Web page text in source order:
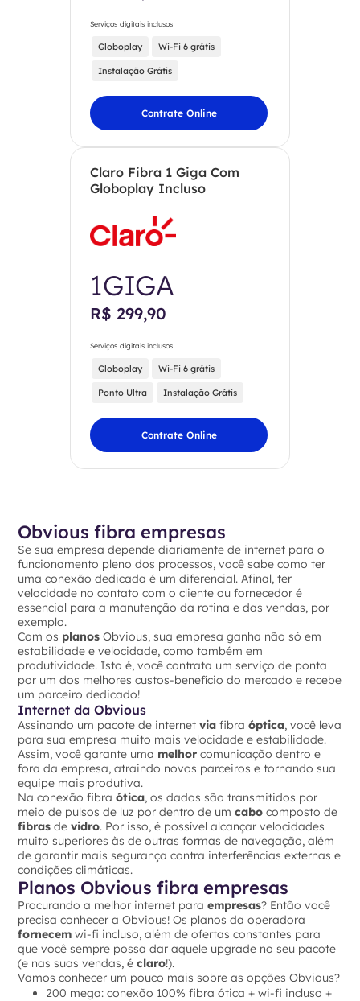
Serviços digitais inclusos
Globoplay Wi-Fi 6 grátis
Instalação Grátis
Contrate Online
Claro Fibra 1 Giga Com
Globoplay Incluso
1GIGA
R$ 299,90
Serviços digitais inclusos
Globoplay Wi-Fi 6 grátis
Ponto Ultra Instalação Grátis
Contrate Online
Obvious fibra empresas
Se sua empresa depende diariamente de internet para o
funcionamento pleno dos processos, você sabe como ter
uma conexão dedicada é um diferencial. Afinal, ter
velocidade no contato com o cliente ou fornecedor é
essencial para a manutenção da rotina e das vendas, por
exemplo.
Com os planos Obvious, sua empresa ganha não só em
estabilidade e velocidade, como também em
produtividade. Isto é, você contrata um serviço de ponta
por um dos melhores custos-benefício do mercado e recebe
um parceiro dedicado!
Internet da Obvious
Assinando um pacote de internetvia fibraóptica, você leva
para sua empresa muito mais velocidade e estabilidade.
Assim, você garante uma melhor comunicação dentro e
fora da empresa, atraindo novos parceiros e tornando sua
equipe mais produtiva.
Na conexão fibraótica, os dados são transmitidos por
meio de pulsos de luz por dentro de umcabo composto de
fibras devidro. Por isso, é possível alcançar velocidades
muito superiores às de outras formas de navegação, além
de garantir mais segurança contra interferências externas e
condições climáticas.
Planos Obvious fibra empresas
Procurando a melhor internet paraempresas? Então você
precisa conhecer a Obvious! Os planos da operadora
fornecem wi-fi incluso, além de ofertas constantes para
que você sempre possa dar aquele upgrade no seu pacote
(e nas suas vendas, éclaro!).
Vamos conhecer um pouco mais sobre as opções Obvious?
200 mega: conexão 100% fibra ótica + wi-fi incluso +